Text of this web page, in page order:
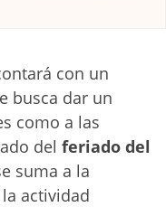
con un
busca dar un
como a las
del feriado del
suma a la
actividad